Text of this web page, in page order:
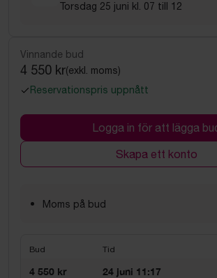
Torsdag 25 juni kl. 07 till 12
Vinnande bud
4 550 kr(exkl. moms)
Reservationspris uppnått
Logga in för att lägga
Skapa ett konto
Moms på bud
Bud Tid
4 550 kr 24 juni 11:17